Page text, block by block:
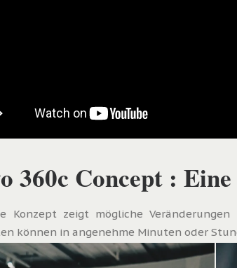
360c Concept :
Konzept zeigt mögliche
können in angenehme Minuten oder